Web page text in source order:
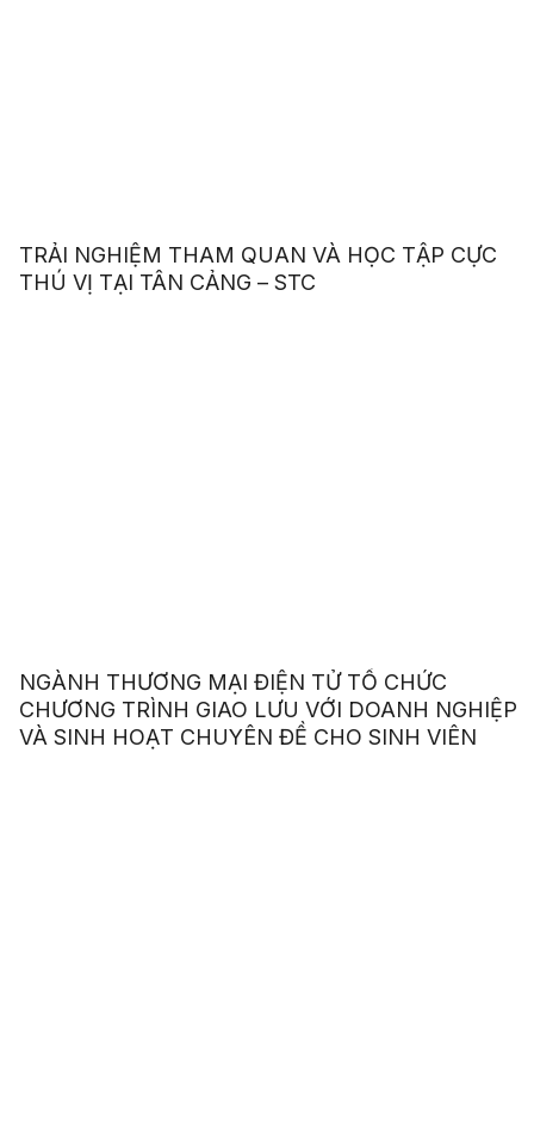
TRẢI NGHIỆM THAM QUAN VÀ HỌC TẬP CỰC
THÚ VỊ TẠI TÂN CẢNG – STC
NGÀNH THƯƠNG MẠI ĐIỆN TỬ TỔ CHỨC
CHƯƠNG TRÌNH GIAO LƯU VỚI DOANH NGHIỆP
VÀ SINH HOẠT CHUYÊN ĐỀ CHO SINH VIÊN